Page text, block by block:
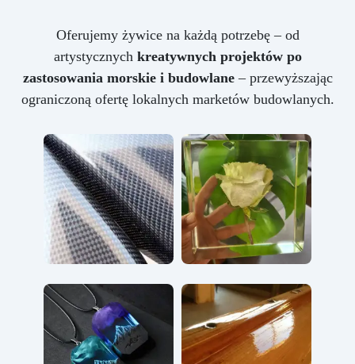
Oferujemy żywice na każdą potrzebę – od
artystycznych kreatywnych projektów po
zastosowania morskie i budowlane– przewyższając
ograniczoną ofertę lokalnych marketów budowlanych.